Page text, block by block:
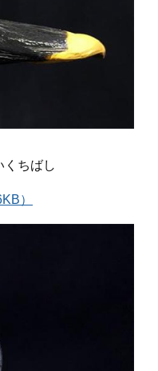
くちばし
）